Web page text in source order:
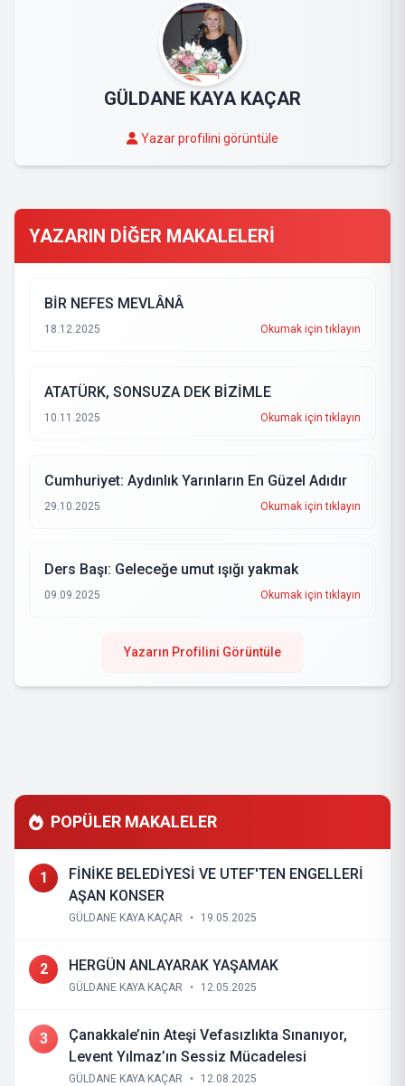
GÜLDANE KAYA KAÇAR
Yazar profilini görüntüle
YAZARIN DİĞER MAKALELERİ
BİR NEFES MEVLÂNÂ
18.12.2025 Okumak için tıklayın
ATATÜRK, SONSUZA DEK BİZİMLE
10.11.2025 Okumak için tıklayın
Cumhuriyet: Aydınlık Yarınların En Güzel Adıdır
29.10.2025 Okumak için tıklayın
Ders Başı: Geleceğe umut ışığı yakmak
09.09.2025 Okumak için tıklayın
Yazarın Profilini Görüntüle
POPÜLER MAKALELER
1
FİNİKE BELEDİYESİ VE UTEF'TEN ENGELLERİ
AŞAN KONSER
GÜLDANE KAYA KAÇAR • 19.05.2025
2 HERGÜN ANLAYARAK YAŞAMAK
GÜLDANE KAYA KAÇAR • 12.05.2025
3
Çanakkale’nin Ateşi Vefasızlıkta Sınanıyor,
Levent Yılmaz’ın Sessiz Mücadelesi
GÜLDANE KAYA KAÇAR • 12.08.2025